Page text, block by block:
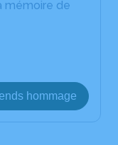
mémoire de
hommage